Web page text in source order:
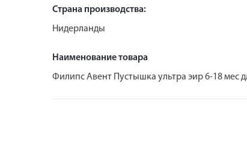
Страна производства:
Нидерланды
Наименование товара
Филипс Авент Пустышка ультра эир 6-18 мес